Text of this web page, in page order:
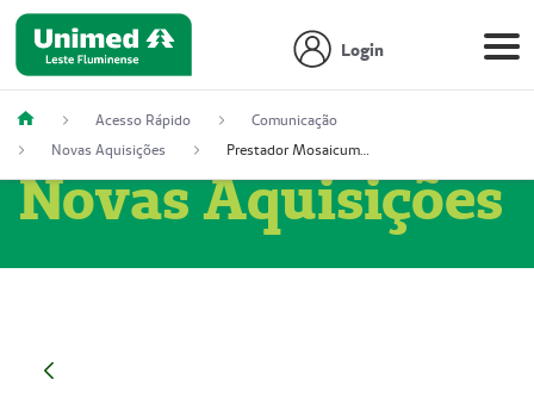
Login
Acesso Rápido
Comunicação
Novas Aquisições
Prestador Mosaicum Espaço Clínico Ltda (51004352-0)
Novas Aquisições